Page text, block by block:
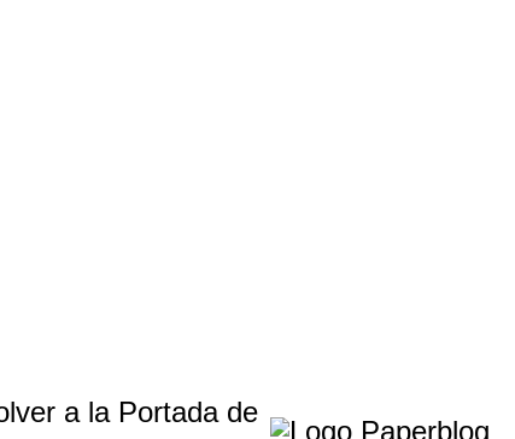
a la Portada de